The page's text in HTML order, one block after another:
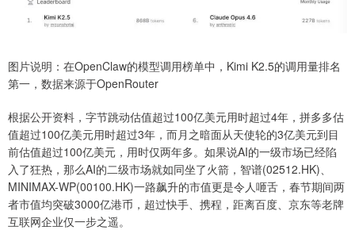
图片说明：在OpenClaw的模型调用榜单中，Kimi K2.5的调用量排名
第一，数据来源于OpenRouter
根据公开资料，字节跳动估值超过100亿美元用时超过4年，拼多多估
值超过100亿美元用时超过3年，而月之暗面从天使轮的3亿美元到目
前估值超过100亿美元，用时仅两年多。如果说AI的一级市场已经陷
入了狂热，那么AI的二级市场就如同坐了火箭，智谱(02512.HK)、
MINIMAX-WP(00100.HK)一路飙升的市值更是令人咂舌，春节期间两
者市值均突破3000亿港币，超过快手、携程，距离百度、京东等老牌
互联网企业仅一步之遥。